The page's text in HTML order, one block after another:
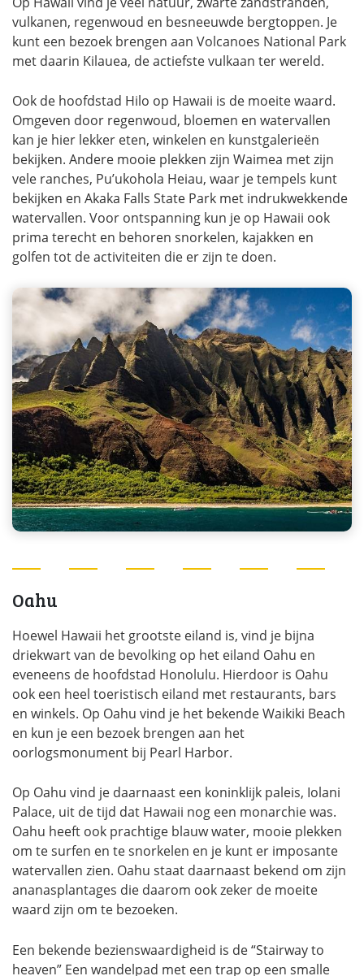
vulkanen, regenwoud en besneeuwde bergtoppen. Je
kunt een bezoek brengen aan Volcanoes National Park
met daarin Kilauea, de actiefste vulkaan ter wereld.
Ook de hoofdstad Hilo op Hawaii is de moeite waard.
Omgeven door regenwoud, bloemen en watervallen
kan je hier lekker eten, winkelen en kunstgalerieën
bekijken. Andere mooie plekken zijn Waimea met zijn
vele ranches, Pu’ukohola Heiau, waar je tempels kunt
bekijken en Akaka Falls State Park met indrukwekkende
watervallen. Voor ontspanning kun je op Hawaii ook
prima terecht en behoren snorkelen, kajakken en
golfen tot de activiteiten die er zijn te doen.
Oahu
Hoewel Hawaii het grootste eiland is, vind je bijna
driekwart van de bevolking op het eiland Oahu en
eveneens de hoofdstad Honolulu. Hierdoor is Oahu
ook een heel toeristisch eiland met restaurants, bars
en winkels. Op Oahu vind je het bekende Waikiki Beach
en kun je een bezoek brengen aan het
oorlogsmonument bij Pearl Harbor.
Op Oahu vind je daarnaast een koninklijk paleis, Iolani
Palace, uit de tijd dat Hawaii nog een monarchie was.
Oahu heeft ook prachtige blauw water, mooie plekken
om te surfen en te snorkelen en je kunt er imposante
watervallen zien. Oahu staat daarnaast bekend om zijn
ananasplantages die daarom ook zeker de moeite
waard zijn om te bezoeken.
Een bekende bezienswaardigheid is de “Stairway to
heaven” Een wandelpad met een trap op een smalle